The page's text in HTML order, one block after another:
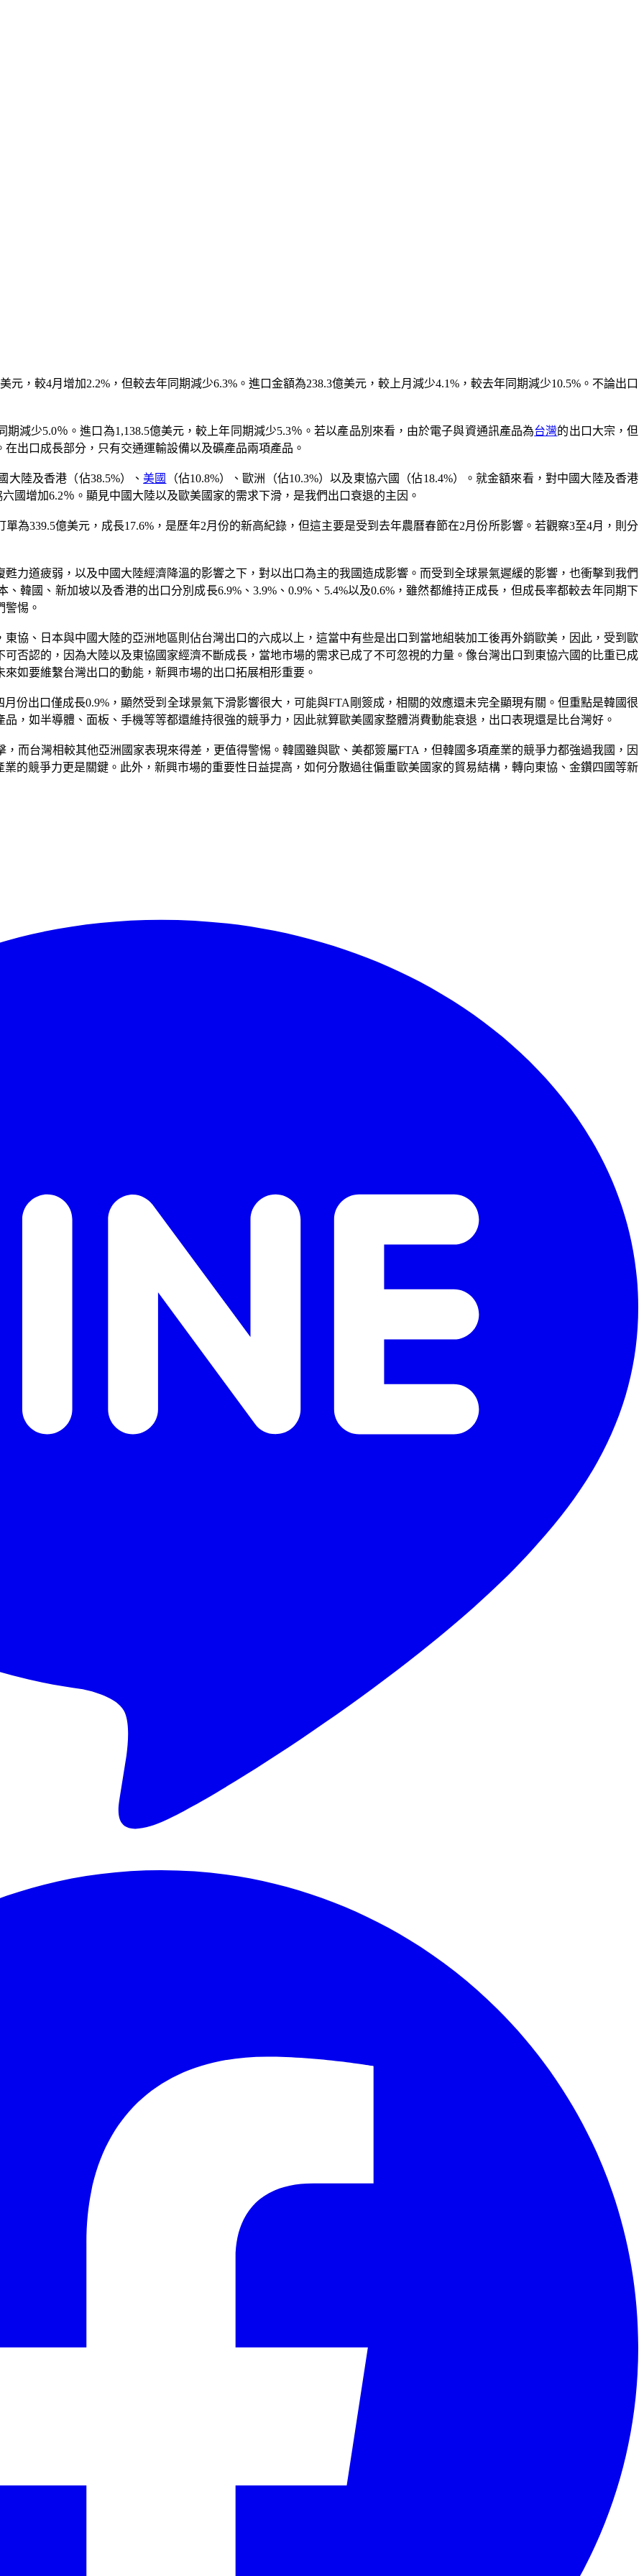
，較4月增加2.2%，但較去年同期減少6.3%。進口金額為238.3億美元，較上月減少4.1%，較去年同期減少10.5%。不論出口
減少5.0％。進口為1,138.5億美元，較上年同期減少5.3％。若以產品別來看，由於電子與資通訊產品為台灣的出口大宗，但
出口成長部分，只有交通運輸設備以及礦產品兩項產品。
大陸及香港（佔38.5%）、美國
（佔10.8%）、歐洲（佔10.3%）以及東協六國（佔18.4%）。就金額來看，對中國大陸及香港
國增加6.2％。顯見中國大陸以及歐美國家的需求下滑，是我們出口衰退的主因。
為339.5億美元，成長17.6%，是歷年2月份的新高紀錄，但這主要是受到去年農曆春節在2月份所影響。若觀察3至4月，則分
力道疲弱，以及中國大陸經濟降溫的影響之下，對以出口為主的我國造成影響。而受到全球景氣遲緩的影響，也衝擊到我們
韓國、新加坡以及香港的出口分別成長6.9%、3.9%、0.9%、5.4%以及0.6%，雖然都維持正成長，但成長率都較去年同期下
惕。
協、日本與中國大陸的亞洲地區則佔台灣出口的六成以上，這當中有些是出口到當地組裝加工後再外銷歐美，因此，受到歐
否認的，因為大陸以及東協國家經濟不斷成長，當地市場的需求已成了不可忽視的力量。像台灣出口到東協六國的比重已成
如要維繫台灣出口的動能，新興市場的出口拓展相形重要。
月份出口僅成長0.9%，顯然受到全球景氣下滑影響很大，可能與FTA剛簽成，相關的效應還未完全顯現有關。但重點是韓國很
，如半導體、面板、手機等等都還維持很強的競爭力，因此就算歐美國家整體消費動能衰退，出口表現還是比台灣好。
而台灣相較其他亞洲國家表現來得差，更值得警惕。韓國雖與歐、美都簽屬FTA，但韓國多項產業的競爭力都強過我國，因
的競爭力更是關鍵。此外，新興市場的重要性日益提高，如何分散過往偏重歐美國家的貿易結構，轉向東協、金鑽四國等新